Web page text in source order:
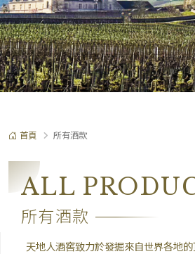
首頁 所有酒款
ALL
所有酒款
天地人酒窖致力於發掘來自世界各地